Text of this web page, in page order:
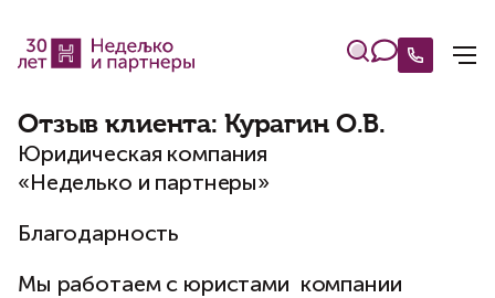
Отзыв клиента: Курагин О.В.
Юридическая компания
«Неделько и партнеры»
Благодарность
Мы работаем с юристами компании